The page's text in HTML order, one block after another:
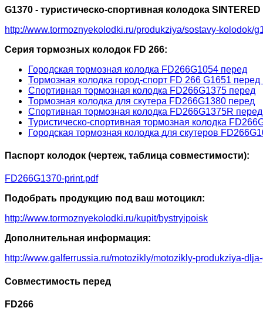
G1370 - туристическо-спортивная колодока
http://www.tormoznyekolodki.ru/produkziya/sostavy-kolodok/
Серия тормозных колодок FD 266:
Городская тормозная колодка FD266G1054 перед
Тормозная колодка город-спорт FD 266 G1651 перед
Спортивная тормозная колодка FD266G1375 перед
Тормозная колодка для скутера FD266G1380 перед
Спортивная тормозная колодка FD266G1375R перед
Туристическо-спортивная тормозная колодка
Городская тормозная колодка для скутеров
Паспорт колодок (чертеж, таблица совместимости):
FD266G1370-print.pdf
Подобрать продукцию под ваш мотоцикл:
http://www.tormoznyekolodki.ru/kupit/bystryipoisk
Дополнительная информация:
http://www.galferrussia.ru/motozikly/motozikly-produkziya-
Совместимость перед
FD266